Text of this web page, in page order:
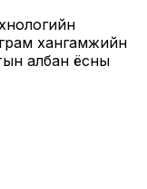
хангамжийн
албан ёсны